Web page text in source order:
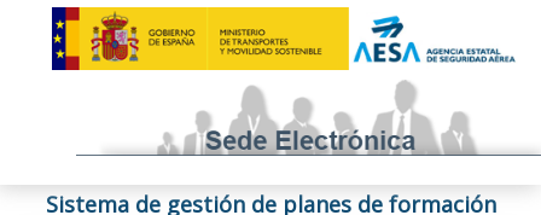
Sistema de gestión de planes de formación